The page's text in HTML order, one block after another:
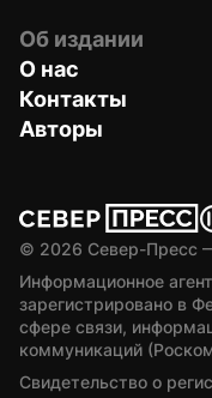
Об издании
О нас
Контакты
Авторы
© 2026 Север-Пресс
Информационное
зарегистрировано в
сфере связи,
коммуникаций
Свидетельство о